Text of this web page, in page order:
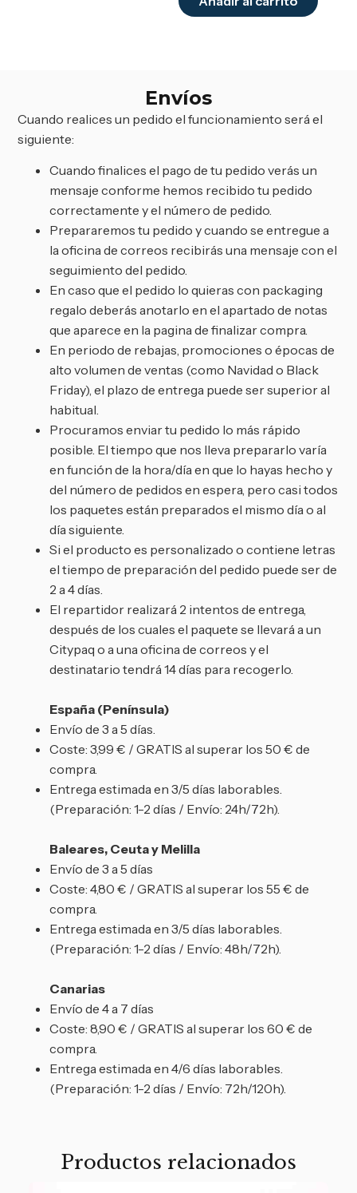
Envíos
Cuando realices un pedido el funcionamiento será el
siguiente:
Cuando finalices el pago de tu pedido verás un
mensaje conforme hemos recibido tu pedido
correctamente y el número de pedido.
Prepararemos tu pedido y cuando se entregue a
la oficina de correos recibirás una mensaje con el
seguimiento del pedido.
En caso que el pedido lo quieras con packaging
regalo deberás anotarlo en el apartado de notas
que aparece en la pagina de finalizar compra.
En periodo de rebajas, promociones o épocas de
alto volumen de ventas (como Navidad o Black
Friday), el plazo de entrega puede ser superior al
habitual.
Procuramos enviar tu pedido lo más rápido
posible. El tiempo que nos lleva prepararlo varía
en función de la hora/día en que lo hayas hecho y
del número de pedidos en espera, pero casi todos
los paquetes están preparados el mismo día o al
día siguiente.
Si el producto es personalizado o contiene letras
el tiempo de preparación del pedido puede ser de
2 a 4 días.
El repartidor realizará 2 intentos de entrega,
después de los cuales el paquete se llevará a un
Citypaq o a una oficina de correos y el
destinatario tendrá 14 días para recogerlo.
España (Península)
Envío de 3 a 5 días.
Coste: 3,99 € / GRATIS al superar los 50 € de
compra.
Entrega estimada en 3/5 días laborables.
(Preparación: 1-2 días / Envío: 24h/72h).
Baleares, Ceuta y Melilla
Envío de 3 a 5 días
Coste: 4,80 € / GRATIS al superar los 55 € de
compra.
Entrega estimada en 3/5 días laborables.
(Preparación: 1-2 días / Envío: 48h/72h).
Canarias
Envío de 4 a 7 días
Coste: 8,90 € / GRATIS al superar los 60 € de
compra.
Entrega estimada en 4/6 días laborables.
(Preparación: 1-2 días / Envío: 72h/120h).
Productos relacionados